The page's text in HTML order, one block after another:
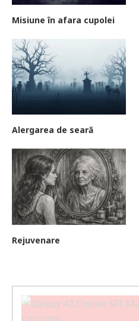
Misiune în afara cupolei
Alergarea de seară
Rejuvenare